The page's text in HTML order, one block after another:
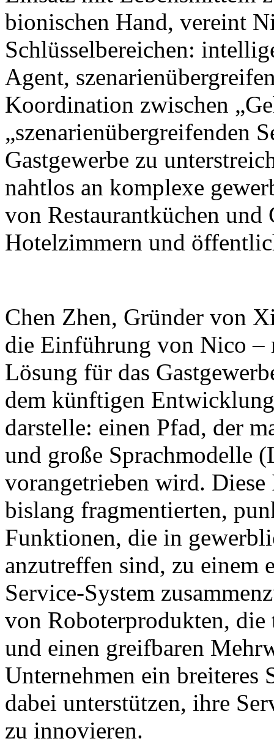
bionischen Hand, vereint
Schlüsselbereichen:
Agent,
Koordination zwischen
„szenarienübergreifenden
Gastgewerbe zu
nahtlos an komplexe
von Restaurantküchen und
Hotelzimmern und
Chen Zhen, Gründer von
die Einführung von Nico –
Lösung für das
dem künftigen
darstelle: einen Pfad, der
und große Sprachmodelle
vorangetrieben wird.
bislang fragmentierten,
Funktionen, die in
anzutreffen sind, zu einem
Service-System
von Roboterprodukten,
und einen greifbaren
Unternehmen ein breiteres
dabei unterstützen, ihre
zu innovieren.